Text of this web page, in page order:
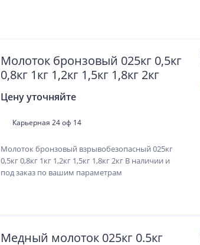
Молоток бронзовый 025кг 0,5кг
0,8кг 1кг 1,2кг 1,5кг 1,8кг 2кг
Цену уточняйте
Карьерная 24 оф 14
Молоток бронзовый взрывобезопасный 025кг
0,5кг 0,8кг 1кг 1,2кг 1,5кг 1,8кг 2кг В наличии и
под заказ по вашим параметрам
Медный молоток 025кг 0.5кг